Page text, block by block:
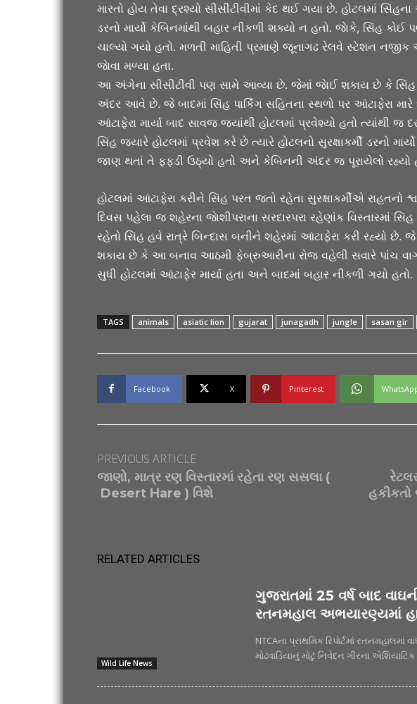
મારતો હોય તેવા દ્રશ્યો સીસીટીવીમાં કેદ થઈ ગયા છે. હોટલમાં સિંહના
ડરનો માર્યો કેબિનમાંથી બહાર નીકળી શક્યો ન હતો. જાેકે, સિંહ
ચાલ્યો ગયો હતો. મળતી માહિતી પ્રમાણે જૂનાગઢ રેલવે સ્ટેશન
જાેવા મળ્યા હતા.
આ અંગેના સીસીટીવી પણ સામે આવ્યા છે. જેમાં જાેઈ શકાય છે કે સિંહ
અંદર આવે છે. જે બાદમાં સિંહ પાર્કિંગ સહિતના સ્થળો પર આંટાફેરા
આંટાફેરા માર્યા બાદ સાવજ જ્યાંથી હોટલમાં પ્રવેશ્યો હતો ત્યાંથી જ
સિંહ જ્યારે હોટલમાં પ્રવેશ કરે છે ત્યારે હોટલનો સુરક્ષાકર્મી ડરનો
જાણ થતાં તે ફફડી ઉઠ્યો હતો અને કેબિનની અંદર જ પૂરાયેલો રહ્યો
હોટલમાં આંટાફેરા કરીને સિંહ પરત જતો રહેતા સુરક્ષાકર્મીએ
દિવસ પહેલા જ શહેરના જાેશીપરાના સરદારપરા રહેણાંક વિસ્તારમાં
રહેતો સિંહ હવે રાત્રે બિન્દાસ બનીને શહેરમાં આંટાફેરા કરી રહ્યો છે.
શકાય છે કે આ બનાવ આઠમી ફેબ્રુઆરીના રોજ વહેલી સવારે પાંચ
સુધી હોટલમાં આંટાફેર માર્યા હતા અને બાદમાં બહાર નીકળી ગયો હતો.
TAGS animals asiatic lion gujarat junagadh jungle sasan gir
Facebook X Pinterest
PREVIOUS ARTICLE
જાણો, માત્ર રણ વિસ્તારમાં રહેતા રણ સસલા (
Desert Hare ) વિશે
RELATED ARTICLES
Wild Life News
ગુજરાતમાં 25 વર્ષ બાદ
રતનમહાલ અભયારણ્યમાં
NTCAના પ્રાથમિક રિપોર્ટમાં રતનમહાલમાં
મોઢવાડિયાનું મોટું નિવેદન